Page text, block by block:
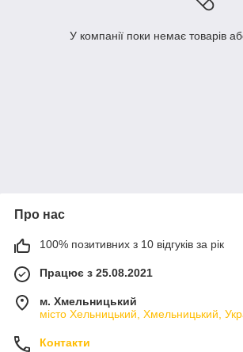
У компанії поки немає товарів
Про нас
100% позитивних з 10 відгуків за рік
Працює з 25.08.2021
м. Хмельницький
місто Хельницький, Хмельницький,
Контакти